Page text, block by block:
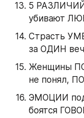
5
убивают
Страсть
за ОДИН
Женщины
не понял,
ЭМОЦИИ
боятся